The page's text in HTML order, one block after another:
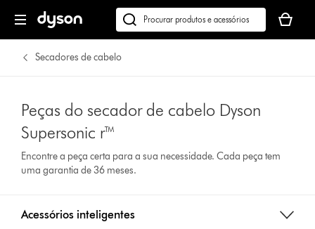
Pesquisar
em
seu
cesto
Secadores de cabelo
Peças do secador de cabelo Dyson
Supersonic r™
Encontre a peça certa para a sua necessidade. Cada peça tem
uma garantia de 36 meses.
Acessórios inteligentes